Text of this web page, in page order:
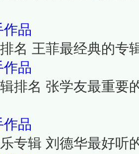
作品
名 王菲最经典的专
作品
排名 张学友最重要
作品
专辑 刘德华最好听